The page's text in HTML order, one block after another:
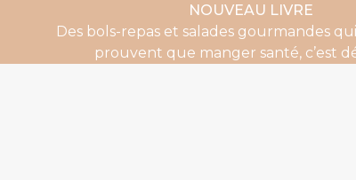
NOUVEAU LIVRE
Des bols-repas et salades gourmandes
prouvent que manger santé, c’est